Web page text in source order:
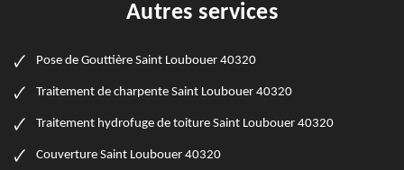
Autres services
Pose de Gouttière Saint Loubouer 40320
Traitement de charpente Saint Loubouer 40320
Traitement hydrofuge de toiture Saint Loubouer 40320
Couverture Saint Loubouer 40320